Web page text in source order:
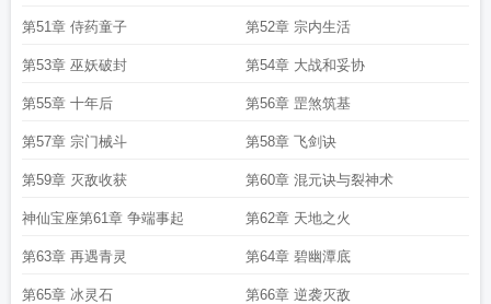
第51章 侍药童子 第52章 宗内生活
第53章 巫妖破封 第54章 大战和妥协
第55章 十年后 第56章 罡煞筑基
第57章 宗门械斗 第58章 飞剑诀
第59章 灭敌收获 第60章 混元诀与裂神术
神仙宝座第61章 争端事起 第62章 天地之火
第63章 再遇青灵 第64章 碧幽潭底
第65章 冰灵石 第66章 逆袭灭敌